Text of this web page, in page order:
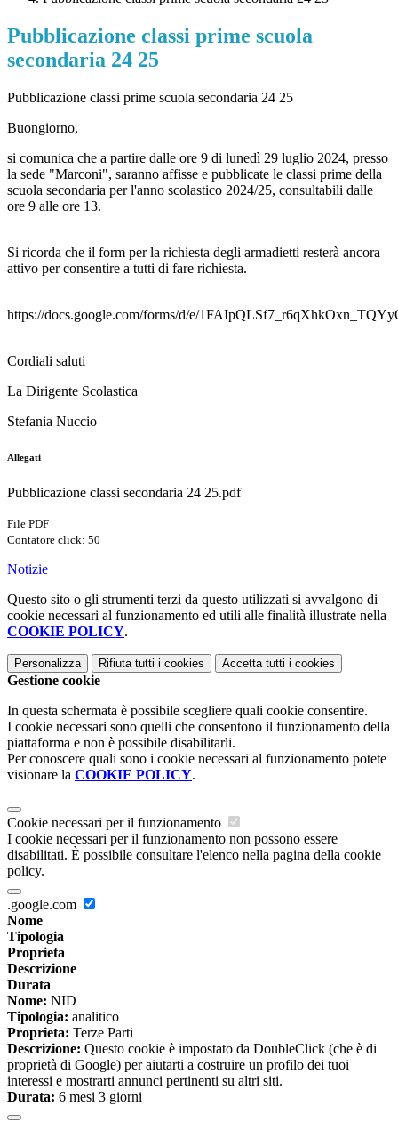
Pubblicazione classi prime scuola
secondaria 24 25
Pubblicazione classi prime scuola secondaria 24 25
Buongiorno,
si comunica che a partire dalle ore 9 di lunedì 29 luglio 2024, presso
la sede "Marconi", saranno affisse e pubblicate le classi prime della
scuola secondaria per l'anno scolastico 2024/25, consultabili dalle
ore 9 alle ore 13.
Si ricorda che il form per la richiesta degli armadietti resterà ancora
attivo per consentire a tutti di fare richiesta.
https://docs.google.com/forms/d/e/
Cordiali saluti
La Dirigente Scolastica
Stefania Nuccio
Allegati
Pubblicazione classi secondaria 24 25.pdf
File PDF
Contatore click: 50
Notizie
Questo sito o gli strumenti terzi da questo utilizzati si avvalgono di
cookie necessari al funzionamento ed utili alle finalità illustrate nella
COOKIE POLICY.
Personalizza Rifiuta tutti i cookies Accetta tutti i cookies
Gestione cookie
In questa schermata è possibile scegliere quali cookie consentire.
I cookie necessari sono quelli che consentono il funzionamento della
piattaforma e non è possibile disabilitarli.
Per conoscere quali sono i cookie necessari al funzionamento potete
visionare la COOKIE POLICY.
Cookie necessari per il funzionamento
I cookie necessari per il funzionamento non possono essere
disabilitati. È possibile consultare l'elenco nella pagina della cookie
policy.
.google.com
Nome
Tipologia
Proprieta
Descrizione
Durata
Nome: NID
Tipologia: analitico
Proprieta: Terze Parti
Descrizione: Questo cookie è impostato da DoubleClick (che è di
proprietà di Google) per aiutarti a costruire un profilo dei tuoi
interessi e mostrarti annunci pertinenti su altri siti.
Durata: 6 mesi 3 giorni